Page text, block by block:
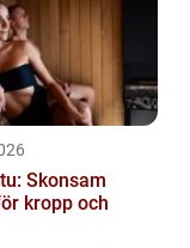
Skonsam
kropp och